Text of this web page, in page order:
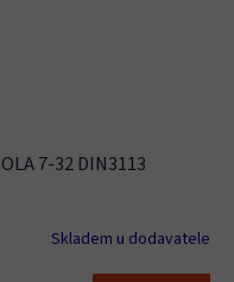
7-32 DIN3113
Skladem u dodavatele